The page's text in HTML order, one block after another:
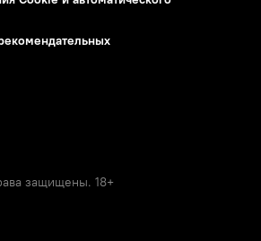
защищены. 18+